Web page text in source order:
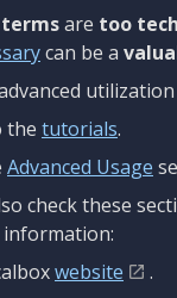
termsare too
can be a
the tutorials.
Advanced Usage
check these
website
.